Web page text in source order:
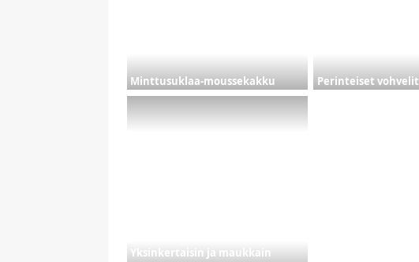
Minttusuklaa-moussekakku Perinteiset vohvelit
Yksinkertaisin ja maukkain